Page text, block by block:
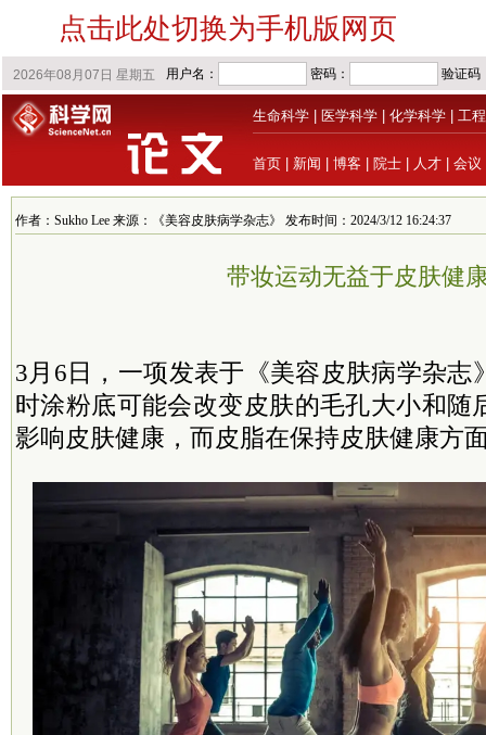
点击此处切换为手机版网页
生命科学 医学科学 化学科学 工
首页 新闻 博客 院士 人才 会议
作者：Sukho Lee 来源：《美容皮肤病学杂志》 发布时间：2024/3/12 16:24:37
带妆运动无益于皮肤健
3月6日，一项发表于《美容皮肤病学杂志
时涂粉底可能会改变皮肤的毛孔大小和随
影响皮肤健康，而皮脂在保持皮肤健康方